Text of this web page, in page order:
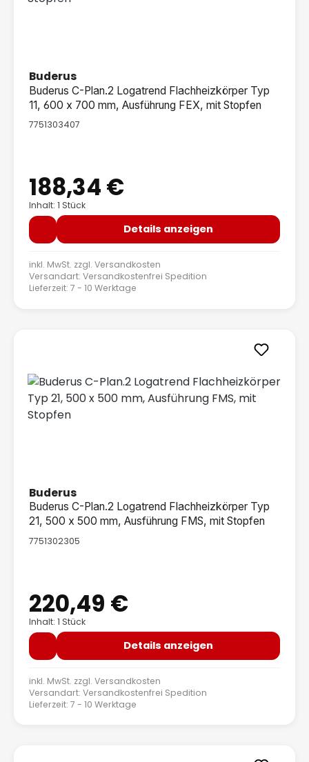
Buderus
Buderus C-Plan.2 Logatrend Flachheizkörper Typ
11, 600 x 700 mm, Ausführung FEX, mit Stopfen
7751303407
Regulärer Preis:
188,34 €
Inhalt: 1 Stück
Details anzeigen
inkl. MwSt. zzgl. Versandkosten
Versandart: Versandkostenfrei Spedition
Lieferzeit: 7 - 10 Werktage
Buderus
Buderus C-Plan.2 Logatrend Flachheizkörper Typ
21, 500 x 500 mm, Ausführung FMS, mit Stopfen
7751302305
Regulärer Preis:
220,49 €
Inhalt: 1 Stück
Details anzeigen
inkl. MwSt. zzgl. Versandkosten
Versandart: Versandkostenfrei Spedition
Lieferzeit: 7 - 10 Werktage